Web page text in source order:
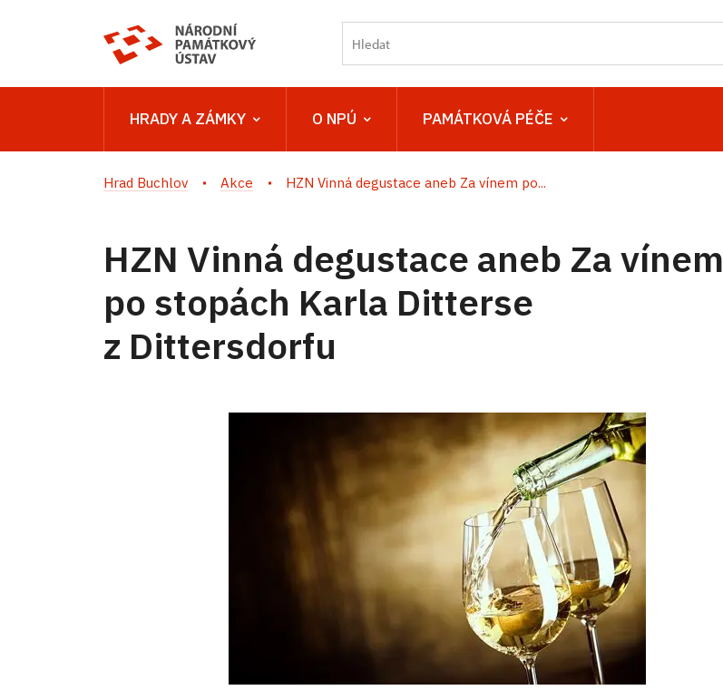
HRADY A ZÁMKY O NPÚ PAMÁTKOVÁ PÉČE
Hrad Buchlov Akce HZN Vinná degustace aneb Za vínem po...
HZN Vinná degustace aneb Za vínem
po stopách Karla Ditterse
z Dittersdorfu